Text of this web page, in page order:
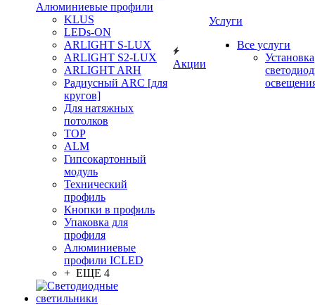
Алюминиевые профили
KLUS
LEDs-ON
ARLIGHT S-LUX
ARLIGHT S2-LUX
ARLIGHT ARH
Радиусный ARC [для
кругов]
Для натяжных
потолков
TOP
ALM
Гипсокартонный
модуль
Технический
профиль
Кнопки в профиль
Упаковка для
профиля
Алюминиевые
профили ICLED
+ ЕЩЕ 4
Акции
Услуги
Все услуги
Установка